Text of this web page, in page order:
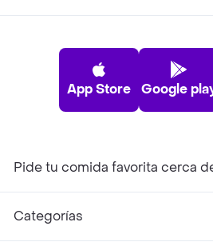
App Store Google
Pide tu comida favorita cerca
Categorías